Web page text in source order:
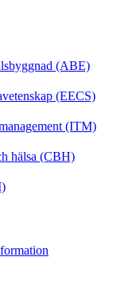
(ABE)
(EECS)
(ITM)
hälsa (CBH)